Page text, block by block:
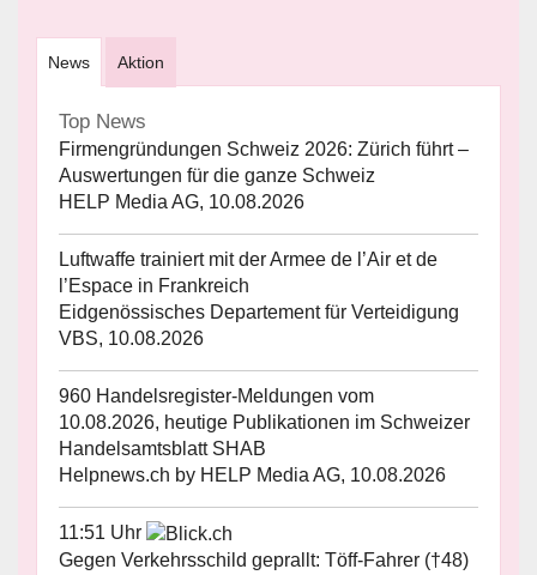
News Aktion
Top News
Firmengründungen Schweiz 2026: Zürich führt –
Auswertungen für die ganze Schweiz
HELP Media AG, 10.08.2026
Luftwaffe trainiert mit der Armee de l’Air et de
l’Espace in Frankreich
Eidgenössisches Departement für Verteidigung
VBS, 10.08.2026
960 Handelsregister-Meldungen vom
10.08.2026, heutige Publikationen im Schweizer
Handelsamtsblatt SHAB
Helpnews.ch by HELP Media AG, 10.08.2026
11:51 Uhr
Gegen Verkehrsschild geprallt: Töff-Fahrer (†48)